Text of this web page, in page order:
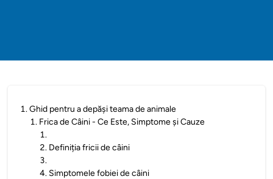
1.Ghid pentru a depăși teama de animale
1. Frica de Câini - Ce Este, Simptome și Cauze
1.
2. Definiția fricii de câini
3.
4. Simptomele fobiei de câini